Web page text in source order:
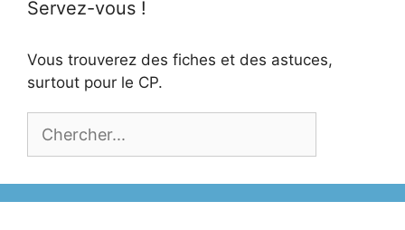
Servez-vous !
Vous trouverez des fiches et des astuces,
surtout pour le CP.